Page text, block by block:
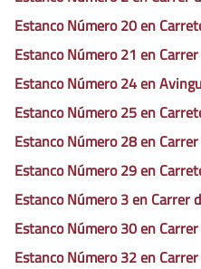
Estanco Número 20 en
Estanco Número 21 en
Estanco Número 24 en
Estanco Número 25 en
Estanco Número 28 en
Estanco Número 29 en
Estanco Número 30 en
Estanco Número 32 en